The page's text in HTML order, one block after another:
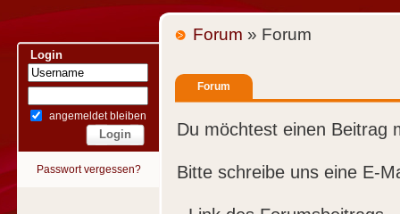
Login
angemeldet bleiben
Passwort vergessen?
Forum » Forum
Forum
Du möchtest einen Beitrag
Bitte schreibe uns eine E-